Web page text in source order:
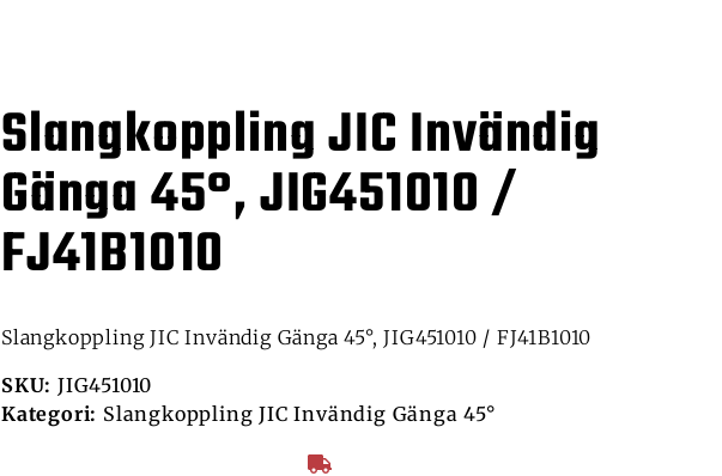
Slangkoppling JIC Invändig
Gänga 45°, JIG451010 /
FJ41B1010
Slangkoppling JIC Invändig Gänga 45°, JIG451010 / FJ41B1010
SKU: JIG451010
Kategori: Slangkoppling JIC Invändig Gänga 45°